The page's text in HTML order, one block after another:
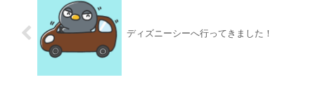
ディズニーシーへ行ってきました！